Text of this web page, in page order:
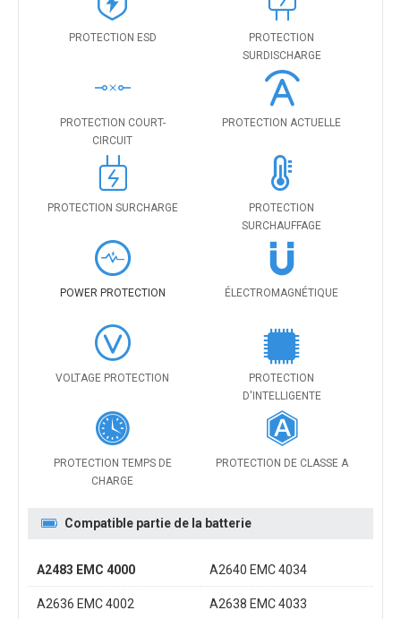
PROTECTION ESD
PROTECTION
SURDISCHARGE
PROTECTION COURT-
CIRCUIT
PROTECTION ACTUELLE
PROTECTION SURCHARGE
PROTECTION
SURCHAUFFAGE
POWER PROTECTION ÉLECTROMAGNÉTIQUE
VOLTAGE PROTECTION
PROTECTION
D'INTELLIGENTE
PROTECTION TEMPS DE
CHARGE
PROTECTION DE CLASSE A
Compatible partie de la batterie
A2483 EMC 4000 A2640 EMC 4034
A2636 EMC 4002 A2638 EMC 4033